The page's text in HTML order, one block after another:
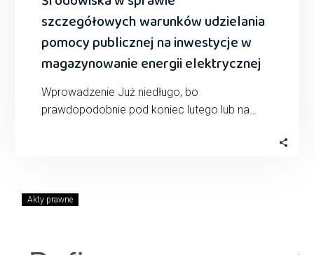
szczegółowych warunków udzielania
pomocy publicznej na inwestycje w
magazynowanie energii elektrycznej
Wprowadzenie Już niedługo, bo
prawdopodobnie pod koniec lutego lub na
Akty prawne